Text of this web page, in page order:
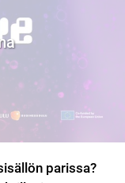
parissa?